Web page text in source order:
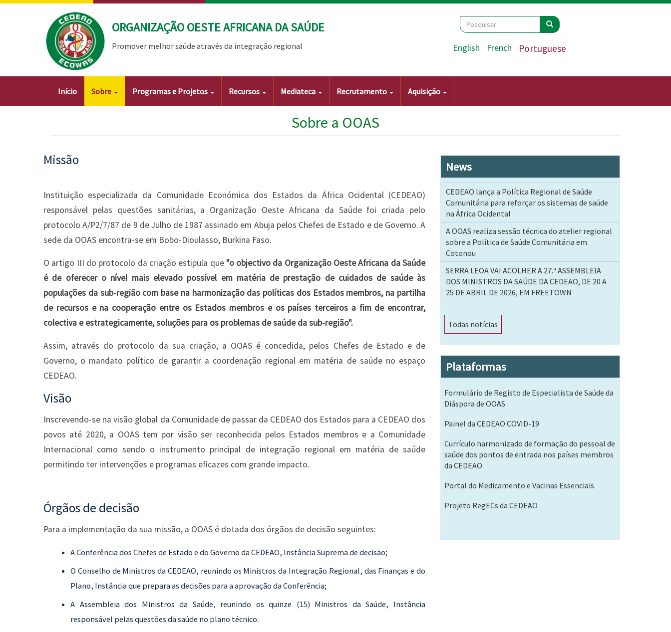
Passar
ORGANIZAÇÃO OESTE AFRICANA DA SAÚDE
Promover melhor saúde através da integração regional
Search
Pesquisar Pesquisar
English French Portuguese
Main
Início Sobre Programas e Projetos Recursos Mediateca Recrutamento Aquisição
Sobre a OOAS
Missão
Instituição especializada da Comunidade Económica dos Estados da África Ocidental (CEDEAO)
responsável pelas questões sanitárias, a Organização Oeste Africana da Saúde foi criada pelo
protocolo A/P2/7/87 de 9 de Julho de 1987 assinado em Abuja pelos Chefes de Estado e de Governo. A
sede da OOAS encontra-se em Bobo-Dioulasso, Burkina Faso.
O artigo III do protocolo da criação estipula que "o objectivo da Organização Oeste Africana da Saúde
é de oferecer o nível mais elevado possível em matéria de prestação de cuidados de saúde às
populações da sub-região com base na harmonização das políticas dos Estados membros, na partilha
de recursos e na cooperação entre os Estados membros e os países terceiros a fim de encontrar,
colectiva e estrategicamente, soluções para os problemas de saúde da sub-região".
Assim, através do protocolo da sua criação, a OOAS é concedida, pelos Chefes de Estado e de
Governo, o mandato político de garantir a coordenação regional em matéria de saúde no espaço
CEDEAO.
Visão
Inscrevendo-se na visão global da Comunidade de passar da CEDEAO dos Estados para a CEDEAO dos
povos até 2020, a OOAS tem por visão ser reconhecida pelos Estados membros e a Comunidade
Internacional como sendo o instrumento principal de integração regional em matéria de saúde
permitindo ter intervenções e programas eficazes com grande impacto.
Órgãos de decisão
Para a implementação da sua missão, a OOAS é dotada dos órgãos de decisão seguintes:
A Conferência dos Chefes de Estado e do Governo da CEDEAO, Instância Suprema de decisão;
O Conselho de Ministros da CEDEAO, reunindo os Ministros da Integração Regional, das Finanças e do
Plano, Instância que prepara as decisões para a aprovação da Conferência;
A Assembleia dos Ministros da Saúde, reunindo os quinze (15) Ministros da Saúde, Instância
responsável pelas questões da saúde no plano técnico.
News
CEDEAO lança a Política Regional de Saúde
Comunitária para reforçar os sistemas de saúde
na África Ocidental
A OOAS realiza sessão técnica do atelier regional
sobre a Política de Saúde Comunitária em
Cotonou
SERRA LEOA VAI ACOLHER A 27.ª ASSEMBLEIA
DOS MINISTROS DA SAÚDE DA CEDEAO, DE 20 A
25 DE ABRIL DE 2026, EM FREETOWN
Todas notícias
Plataformas
Formulário de Registo de Especialista de Saúde da
Diáspora de OOAS
Painel da CEDEAO COVID-19
Currículo harmonizado de formação do pessoal de
saúde dos pontos de entrada nos países membros
da CEDEAO
Portal do Medicamento e Vacinas Essenciais
Projeto RegECs da CEDEAO